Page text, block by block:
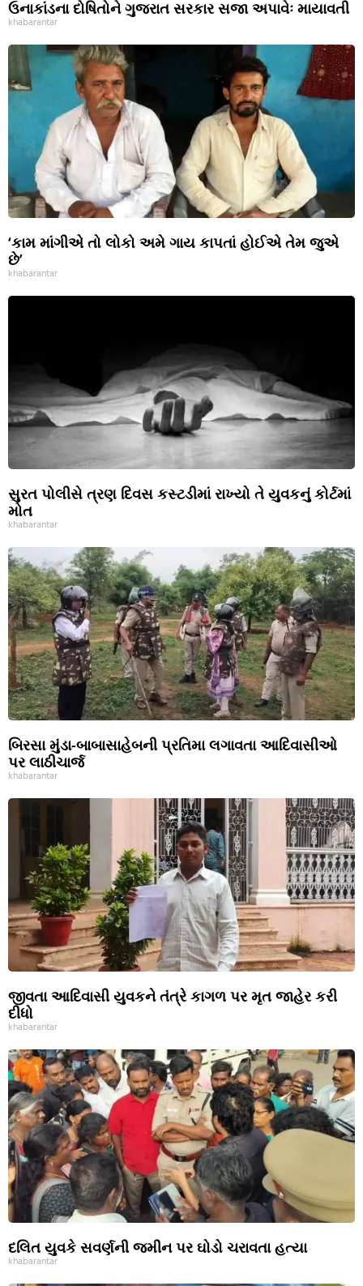
ઉનાકાંડના દોષિતોને ગુજરાત સરકાર સજા અપાવેઃ માયાવતી
khabarantar
‘કામ માંગીએ તો લોકો અમે ગાય કાપતાં હોઈએ તેમ જુએ
છે’
khabarantar
સુરત પોલીસે ત્રણ દિવસ કસ્ટડીમાં રાખ્યો તે યુવકનું કોર્ટમાં
મોત
khabarantar
બિરસા મુંડા-બાબાસાહેબની પ્રતિમા લગાવતા આદિવાસીઓ
પર લાઠીચાર્જ
khabarantar
જીવતા આદિવાસી યુવકને તંત્રે કાગળ પર મૃત જાહેર કરી
દીધો
khabarantar
દલિત યુવકે સવર્ણની જમીન પર ઘોડો ચરાવતા હત્યા
khabarantar